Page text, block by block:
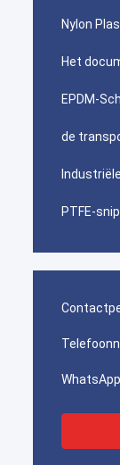
Nylon
Het
EPDM-
de
PTFE-